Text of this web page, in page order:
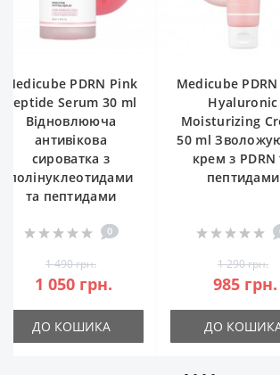
Pink
30 ml
0
Medicube PDRN Pink
Hyaluronic
Moisturizing Cream
50 ml Зволожуючий
крем з PDRN та
пептидами
0